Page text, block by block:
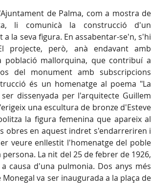
de Palma, com a mostra de
li comunicà la construcció d'un
la seva figura. En assabentar-se'n, s'hi
projecte, però, anà endavant amb
població mallorquina, que contribuí a
del monument amb subscripcions
és un homenatge al poema "La
dissenyada per l'arquitecte Guillem
una escultura de bronze d'Esteve
la figura femenina que apareix al
obres en aquest indret s'endarreriren i
veure enllestit l'homenatge del poble
La nit del 25 de febrer de 1926,
causa d'una pulmonia. Dos anys més
va ser inaugurada a la plaça de